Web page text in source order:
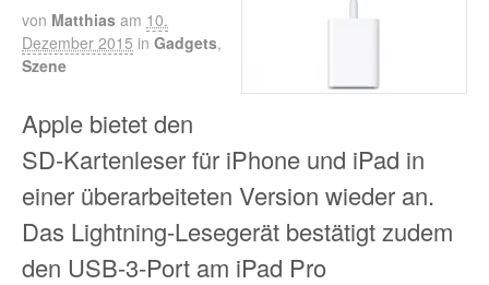
von Matthias am 10.
Dezember 2015 in Gadgets,
Szene
Apple bietet den
SD-Kartenleser für iPhone und iPad in
einer überarbeiteten Version wieder an.
Das Lightning-Lesegerät bestätigt zudem
den USB-3-Port am iPad Pro